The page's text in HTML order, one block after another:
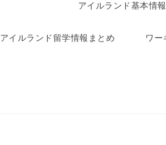
アイルランド基本情報
アイルランド留学情報まとめ ワー